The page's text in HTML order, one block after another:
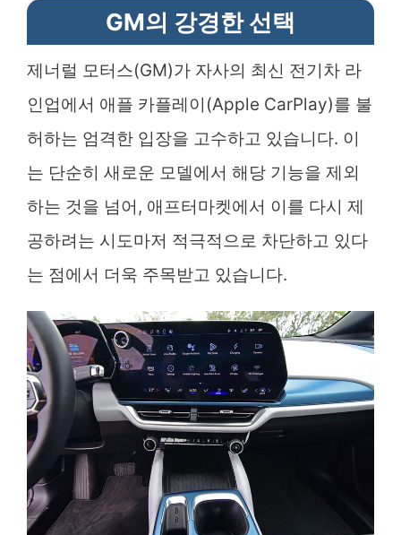
GM의 강경한 선택
제너럴 모터스(GM)가 자사의 최신 전기차 라
인업에서 애플 카플레이(Apple CarPlay)를 불
허하는 엄격한 입장을 고수하고 있습니다. 이
는 단순히 새로운 모델에서 해당 기능을 제외
하는 것을 넘어, 애프터마켓에서 이를 다시 제
공하려는 시도마저 적극적으로 차단하고 있다
는 점에서 더욱 주목받고 있습니다.